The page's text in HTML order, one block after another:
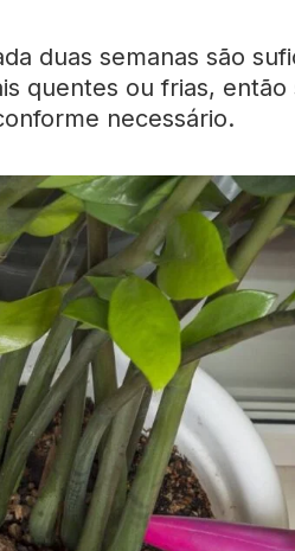
duas semanas são
quentes ou frias,
necessário.